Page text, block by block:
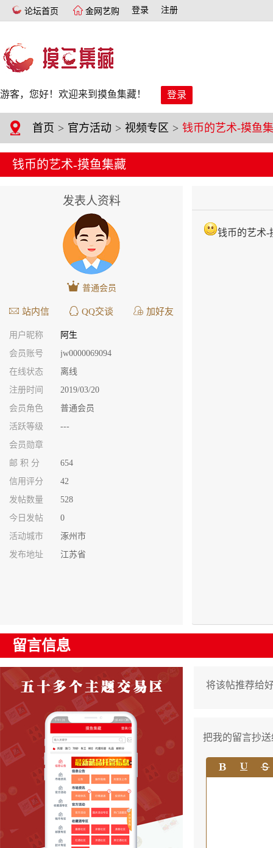
论坛首页 金网艺购 登录 注册
游客，您好！欢迎来到摸鱼集藏！ 登录
首页 > 官方活动 > 视频专区 > 钱币的艺术-摸鱼
钱币的艺术-摸鱼集藏
发表人资料
普通会员
站内信 QQ交谈 加好友
用户昵称
阿生
会员账号
jw0000069094
在线状态
离线
注册时间
2019/03/20
会员角色
普通会员
活跃等级
---
会员勋章
邮 积 分
654
信用评分
42
发帖数量
528
今日发帖
0
活动城市
涿州市
发布地址
江苏省
钱币的艺术-
留言信息
将该帖推荐给
把我的留言抄送